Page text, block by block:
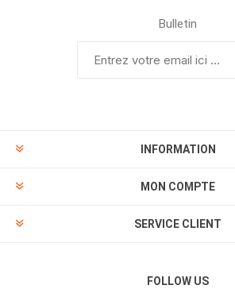
Bulletin
INFORMATION
MON COMPTE
SERVICE CLIENT
FOLLOW US